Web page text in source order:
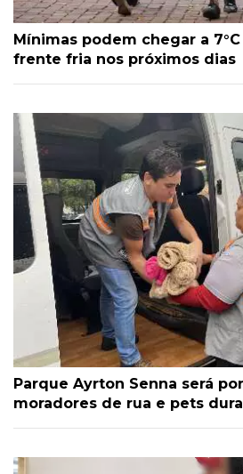
Mínimas podem chegar a
frente fria nos próximos dias
Parque Ayrton Senna será
moradores de rua e pets